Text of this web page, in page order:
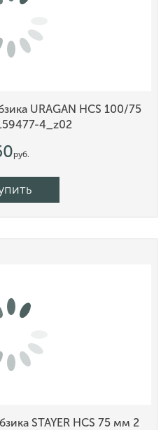
URAGAN HCS 100/75
4_z02
руб.
STAYER HCS 75 мм 2